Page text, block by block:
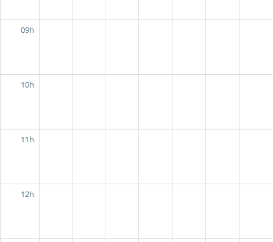
09h
10h
11h
12h